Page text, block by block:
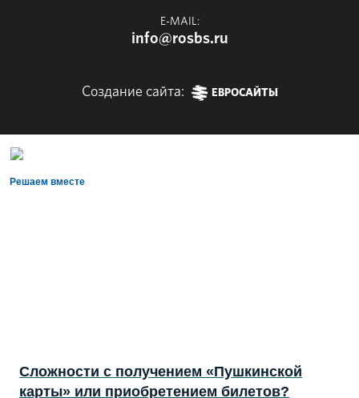
E-MAIL:
info@rosbs.ru
Создание сайта: ЕВРОСАЙТЫ
Решаем вместе
Сложности с получением «Пушкинской
карты» или приобретением билетов?